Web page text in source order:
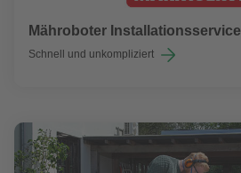
Mähroboter Installationsservice
Schnell und unkompliziert